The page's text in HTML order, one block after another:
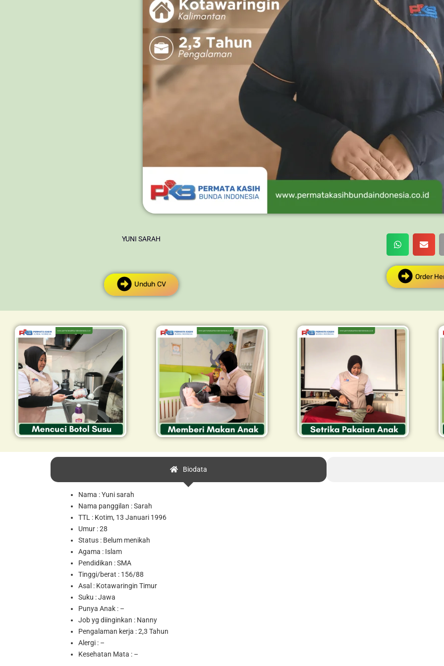
YUNI SARAH
Unduh CV
Order
Biodata
Nama : Yuni sarah
Nama panggilan : Sarah
TTL : Kotim, 13 Januari 1996
Umur : 28
Status : Belum menikah
Agama : Islam
Pendidikan : SMA
Tinggi/berat : 156/88
Asal : Kotawaringin Timur
Suku : Jawa
Punya Anak : –
Job yg diinginkan : Nanny
Pengalaman kerja : 2,3 Tahun
Alergi : –
Kesehatan Mata : –